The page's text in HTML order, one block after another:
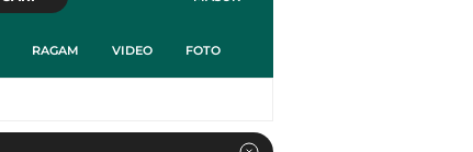
RAGAM VIDEO FOTO